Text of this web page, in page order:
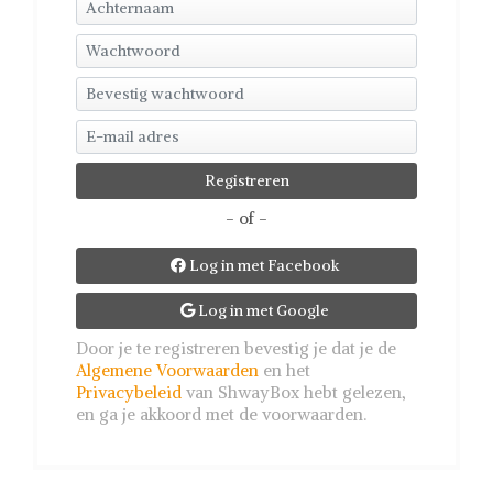
- of -
Log in met Facebook
Log in met Google
Door je te registreren bevestig je dat je de
Algemene Voorwaarden en het
Privacybeleid van ShwayBox hebt gelezen,
en ga je akkoord met de voorwaarden.